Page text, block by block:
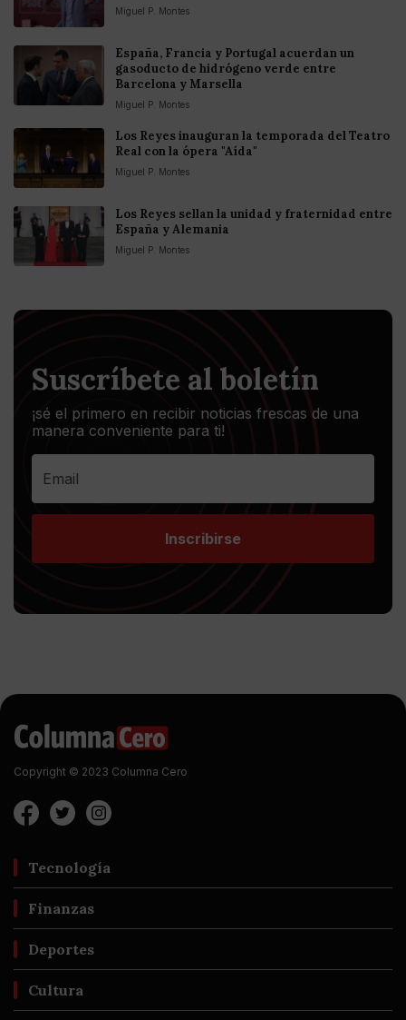
Miguel P. Montes
España, Francia y Portugal acuerdan un
gasoducto de hidrógeno verde entre
Barcelona y Marsella
Miguel P. Montes
Los Reyes inauguran la temporada del Teatro
Real con la ópera "Aída"
Miguel P. Montes
Los Reyes sellan la unidad y fraternidad entre
España y Alemania
Miguel P. Montes
Suscríbete al boletín
¡sé el primero en recibir noticias frescas de una
manera conveniente para ti!
Inscribirse
Copyright © 2023 Columna Cero
Tecnología
Finanzas
Deportes
Cultura